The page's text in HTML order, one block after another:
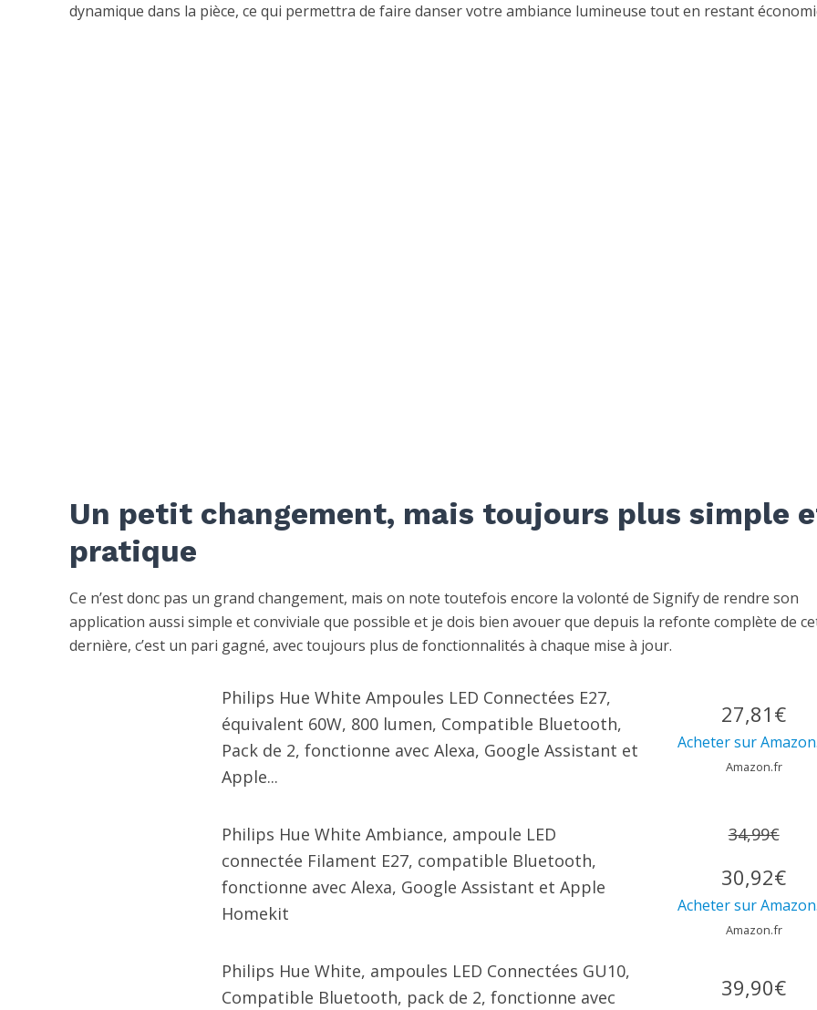
dynamique dans la pièce, ce qui permettra de faire danser votre ambiance lumineuse tout en restant
Un petit changement, mais toujours plus simple
pratique
Ce n’est donc pas un grand changement, mais on note toutefois encore la volonté de Signify de rendre son
application aussi simple et conviviale que possible et je dois bien avouer que depuis la refonte complète de
dernière, c’est un pari gagné, avec toujours plus de fonctionnalités à chaque mise à jour.
Philips Hue White Ampoules LED Connectées E27,
équivalent 60W, 800 lumen, Compatible Bluetooth,
Pack de 2, fonctionne avec Alexa, Google Assistant et
Apple...
27,81€
Acheter sur
Amazon.fr
Philips Hue White Ambiance, ampoule LED
connectée Filament E27, compatible Bluetooth,
fonctionne avec Alexa, Google Assistant et Apple
Homekit
34,99€
30,92€
Acheter sur
Amazon.fr
Philips Hue White, ampoules LED Connectées GU10,
Compatible Bluetooth, pack de 2, fonctionne avec
39,90€